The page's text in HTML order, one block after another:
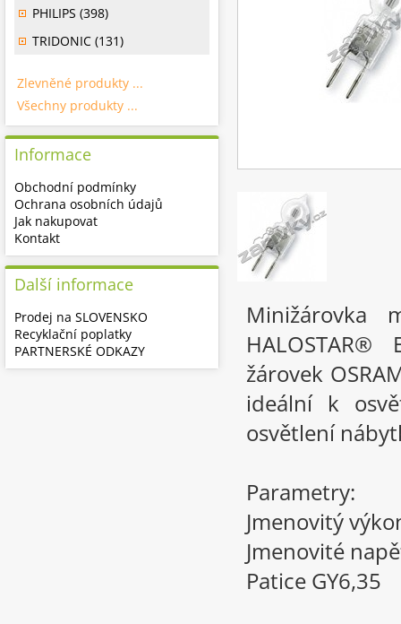
Minižárovka
žárovek
ideální k
osvětlení
Parametry:
Jmenovitý
Jmenovité
Patice GY6,35
PHILIPS (398)
TRIDONIC (131)
Zlevněné produkty ...
Všechny produkty ...
Informace
Obchodní podmínky
Ochrana osobních údajů
Jak nakupovat
Kontakt
Další informace
Prodej na SLOVENSKO
Recyklační poplatky
PARTNERSKÉ ODKAZY